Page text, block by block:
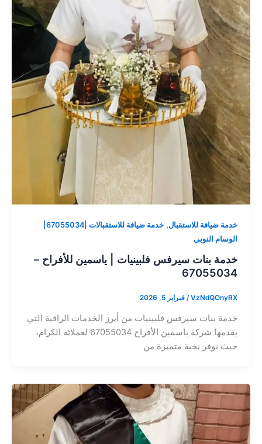
خدمة ضيافة للاستقبال,
خدمة ضيافة للاستقبالات |67055034|
الوسام النوبي
خدمة بنات سيرفس فلبينيات | ياسمين للأفراح –
67055034
VzNdQOnyRX
/ فبراير 5, 2026
خدمة بنات سيرفس فلبينيات من أبرز الخدمات الراقية التي
يقدمها شركة ياسمين الأفراح 67055034 لعملائه الكرام،
حيث نوفر نخبة متميزة من